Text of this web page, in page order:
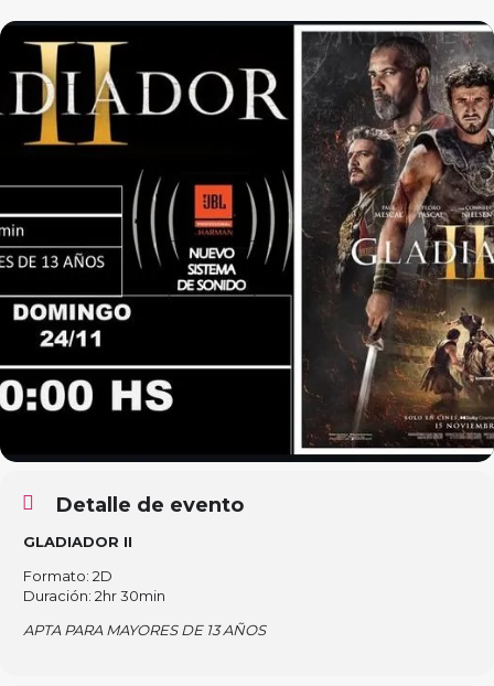
Detalle de evento
GLADIADOR II
Formato: 2D
Duración: 2hr 30min
APTA PARA MAYORES DE 13 AÑOS